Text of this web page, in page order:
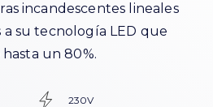
incandescentes lineales
a su tecnología LED que
un 80%.
230V